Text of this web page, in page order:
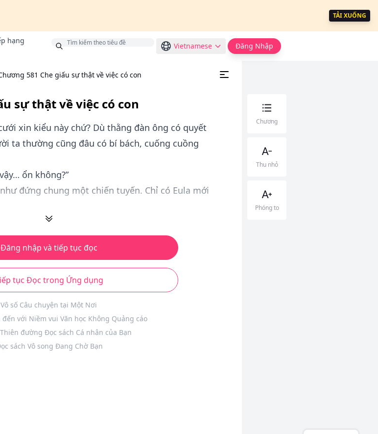
TẢI XUỐNG
hạng
Vietnamese Đăng Nhập
581 Che giấu sự thật về việc có con
sự thật về việc có con
xin kiểu này chứ? Dù thằng đàn ông có quyết
ta thường cũng đâu có bí bách, cuống cuồng
ổn không?”
đứng chung một chiến tuyến. Chỉ có Eula mới
Đăng nhập và tiếp tục đọc
tục Đọc trong Ứng dụng
số Câu chuyện tại Một Nơi
với Niềm vui Văn học Không Quảng cáo
đường Đọc sách Cá nhân của Bạn
sách Vô song Đang Chờ Bạn
Chương
Thu nhỏ
Phóng to